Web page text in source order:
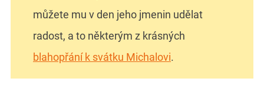
můžete mu v den jeho jmenin udělat
radost, a to některým z krásných
blahopřání k svátku Michalovi.